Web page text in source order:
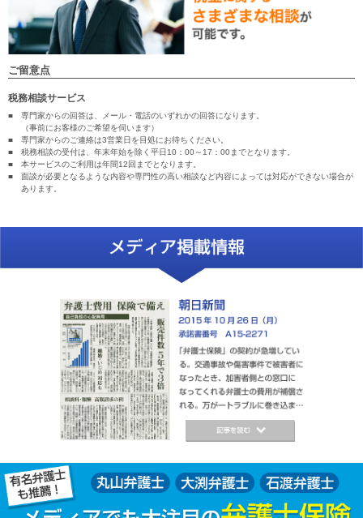
ご留意点
税務相談サービス
■
専門家からの回答は、メール・電話のいずれかの回答になります。
（事前にお客様のご希望を伺います）
■
専門家からのご連絡は3営業日を目処にお待ちください。
■
税務相談の受付は、年末年始を除く平日10：00～17：00までとなります。
■
本サービスのご利用は年間12回までとなります。
■
面談が必要となるような内容や専門性の高い相談など内容によっては対応ができない場合が
あります。